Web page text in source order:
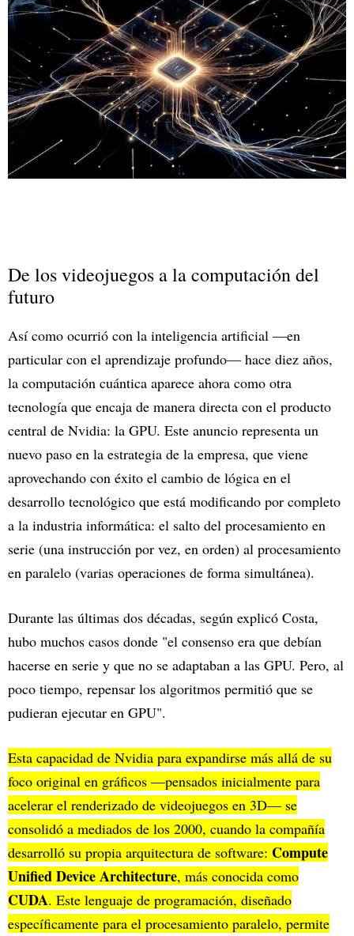
De los videojuegos a la computación del
futuro
Así como ocurrió con la inteligencia artificial —en
particular con el aprendizaje profundo— hace diez años,
la computación cuántica aparece ahora como otra
tecnología que encaja de manera directa con el producto
central de Nvidia: la GPU. Este anuncio representa un
nuevo paso en la estrategia de la empresa, que viene
aprovechando con éxito el cambio de lógica en el
desarrollo tecnológico que está modificando por completo
a la industria informática: el salto del procesamiento en
serie (una instrucción por vez, en orden) al procesamiento
en paralelo (varias operaciones de forma simultánea).
Durante las últimas dos décadas, según explicó Costa,
hubo muchos casos donde "el consenso era que debían
hacerse en serie y que no se adaptaban a las GPU. Pero, al
poco tiempo, repensar los algoritmos permitió que se
pudieran ejecutar en GPU".
Esta capacidad de Nvidia para expandirse más allá de su
foco original en gráficos —pensados inicialmente para
acelerar el renderizado de videojuegos en 3D— se
consolidó a mediados de los 2000, cuando la compañía
desarrolló su propia arquitectura de software: Compute
Unified Device Architecture, más conocida como
CUDA. Este lenguaje de programación, diseñado
específicamente para el procesamiento paralelo, permite